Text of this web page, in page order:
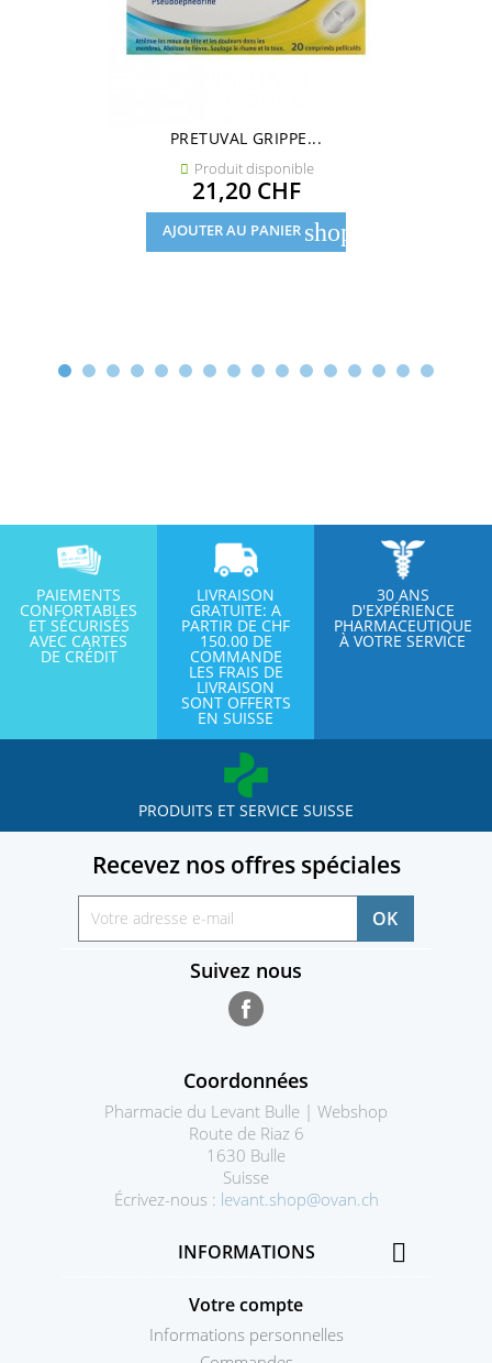
PRETUVAL GRIPPE...
 Produit disponible
Prix
21,20 CHF
AJOUTER AU PANIER shopping_cart
PAIEMENTS
CONFORTABLES
ET SÉCURISÉS
AVEC CARTES
DE CRÉDIT
LIVRAISON
GRATUITE: A
PARTIR DE CHF
150.00 DE
COMMANDE
LES FRAIS DE
LIVRAISON
SONT OFFERTS
EN SUISSE
30 ANS
D'EXPÉRIENCE
PHARMACEUTIQUE
À VOTRE SERVICE
PRODUITS ET SERVICE SUISSE
Recevez nos offres spéciales
Suivez nous
Coordonnées
Pharmacie du Levant Bulle | Webshop
Route de Riaz 6
1630 Bulle
Suisse
Écrivez-nous : levant.shop@ovan.ch
INFORMATIONS 
Votre compte
Informations personnelles